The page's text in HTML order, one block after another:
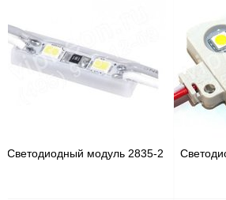
Светодиодный модуль 2835-2